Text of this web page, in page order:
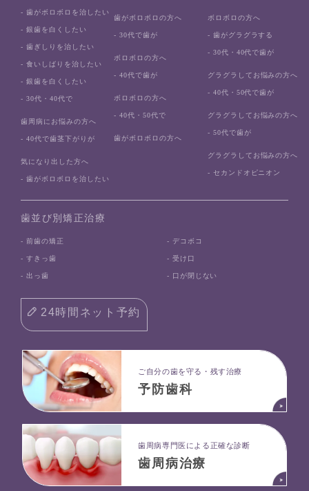
- 歯がボロボロを治したい
- 銀歯を白くしたい
- 歯ぎしりを治したい
- 食いしばりを治したい
- 銀歯を白くしたい
- 30代・40代で
歯周病にお悩みの方へ
- 40代で歯茎下がりが
気になり出した方へ
- 歯がボロボロを治したい
歯がボロボロの方へ
- 30代で歯が
ボロボロの方へ
- 40代で歯が
ボロボロの方へ
- 40代・50代で
歯がボロボロの方へ
ボロボロの方へ
- 歯がグラグラする
- 30代・40代で歯が
グラグラしてお悩みの方へ
- 40代・50代で歯が
グラグラしてお悩みの方へ
- 50代で歯が
グラグラしてお悩みの方へ
- セカンドオピニオン
歯並び別矯正治療
- 前歯の矯正
- すきっ歯
- 出っ歯
- デコボコ
- 受け口
- 口が閉じない
24時間ネット予約
ご自分の歯を守る・残す治療
予防歯科
⻭周病専⾨医による正確な診断
歯周病治療